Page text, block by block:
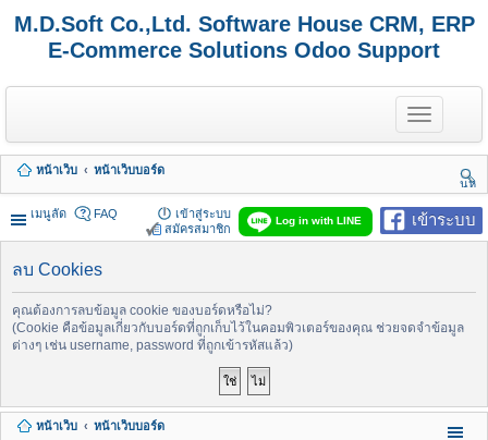
M.D.Soft Co.,Ltd. Software House CRM, ERP
E-Commerce Solutions Odoo Support
T
o
g
e
n
a
v
a
i
หน้าเว็บ
หน้าเว็บบอร์ด
นห
า
เมนูลัด
เข้าระบบ
Log in with LINE
FAQ
เข้าสู่ระบบ
สมัครสมาชิก
ลบ Cookies
คุณต้องการลบข้อมูล cookie ของบอร์ดหรือไม่?
(Cookie คือข้อมูลเกี่ยวกับบอร์ดที่ถูกเก็บไว้ในคอมพิวเตอร์ของคุณ ช่วยจดจำข้อมูล
ต่างๆ เช่น username, password ที่ถูกเข้ารหัสแล้ว)
หน้าเว็บ หน้าเว็บบอร์ด